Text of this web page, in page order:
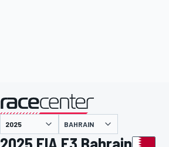
主催
BAHRAIN